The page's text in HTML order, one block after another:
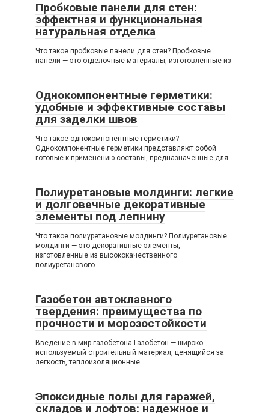
Пробковые панели для стен:
эффектная и функциональная
натуральная отделка
Что такое пробковые панели для стен? Пробковые
панели — это отделочные материалы, изготовленные из
Однокомпонентные герметики:
удобные и эффективные составы
для заделки швов
Что такое однокомпонентные герметики?
Однокомпонентные герметики представляют собой
готовые к применению составы, предназначенные для
Полиуретановые молдинги: легкие
и долговечные декоративные
элементы под лепнину
Что такое полиуретановые молдинги? Полиуретановые
молдинги — это декоративные элементы,
изготовленные из высококачественного
полиуретанового
Газобетон автоклавного
твердения: преимущества по
прочности и морозостойкости
Введение в мир газобетона Газобетон — широко
используемый строительный материал, ценящийся за
легкость, теплоизоляционные
Эпоксидные полы для гаражей,
складов и лофтов: надежное и